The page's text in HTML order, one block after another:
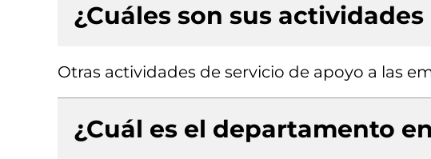
¿Cuáles son sus
Otras actividades de servicio de apoyo a las
¿Cuál es el departamento